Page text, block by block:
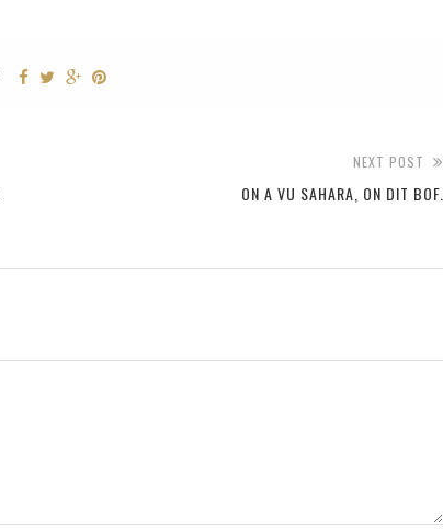
NEXT POST
ON A VU SAHARA, ON DIT BOF.